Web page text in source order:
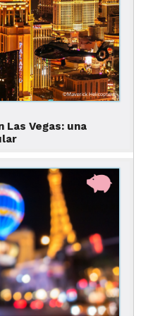
si seleccionas el
y pones el cursor
estar en inglés.
Vegas: una